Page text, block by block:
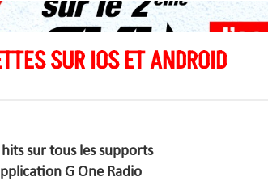
SUR IOS ET ANDROID
hits sur tous les supports
G One Radio